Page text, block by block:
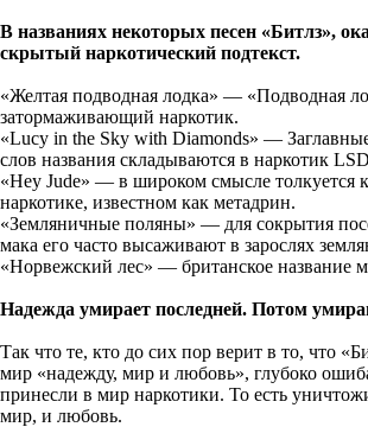
В названиях некоторых песен «Битлз»,
скрытый наркотический подтекст.
«Желтая подводная лодка» — «Подводная
затормаживающий наркотик.
«Lucy in the Sky with Diamonds» —
слов названия складываются в наркотик
«Hey Jude» — в широком смысле толкуется
наркотике, известном как метадрин.
«Земляничные поляны» — для сокрытия
мака его часто высаживают в зарослях
«Норвежский лес» — британское название
Надежда умирает последней. Потом
Так что те, кто до сих пор верит в то, что
мир «надежду, мир и любовь», глубоко
принесли в мир наркотики. То есть
мир, и любовь.